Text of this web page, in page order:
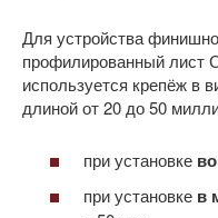
Для устройства
профилированный лист
используется крепёж в
длиной от 20 до 50
при установке
при установке в